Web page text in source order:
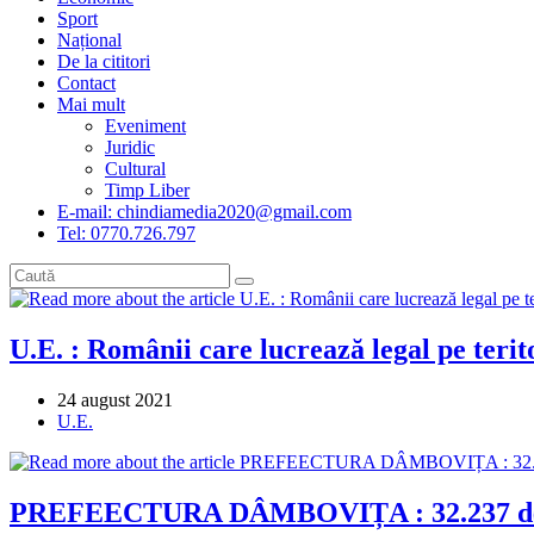
Sport
Național
De la cititori
Contact
Mai mult
Eveniment
Juridic
Cultural
Timp Liber
E-mail: chindiamedia2020@gmail.com
Tel: 0770.726.797
U.E. : Românii care lucrează legal pe
Post
published:
24 august 2021
Post
U.E.
PREFEECTURA DÂMBOVIȚA : 32.237